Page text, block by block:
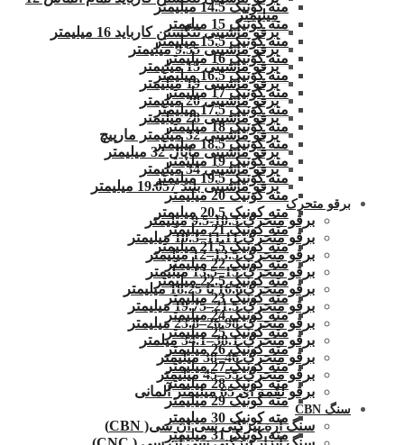
میلیمتر
برقو ماشینی تنگستن کارباید 16 میلیمتر
برقو ماشینی 9.55 میلیمتر
برقو ماشینی 15 میلیمتر
برقو ماشینی 19 میلیمتر
برقو ماشینی 20 میلیمتر
برقو ماشینی 28 میلیمتر
برقو ماشینی 32 میلیمتر مارپیچ
برقو ماشینی ماپال 32 میلیمتر
برقو ماشینی 34 میلیمتر
برقو ماشینی بلند 19.057 میلیمتر
برقو متحرک
برقو متحرک 10.3-9.5 میلیمتر
برقو متحرک 11.11–10.3 میلیمتر
برقو متحرک 13.5–12 میلیمتر
برقو متحرک 15–13.5 میلیمتر
برقو متحرک16.6 تا 18.25 میلیمتر
برقو متحرک 21.5–19.75 میلیمتر
برقو متحرک 26.98–23.8 میلیمتر
برقو متحرک 38.1–34.1 میلمتر
برقو متحرک 46–38 میلیمتر
برقو متحرک 55–45 میلیمتر
برقو لقمه ای 65 میلیمتر آلمانی
سنگ CBN
سنگ اره تیزکنی سی ان سی( CBN)
مته کونیک 14.5 میلیمتر
مته کونیک 15 میلیمتر
مته کونیک 15.5 میلیمتر
مته کونیک 16 میلیمتر
مته کونیک 16.5 میلیمتر
مته کونیک 17 میلیمتر
مته کونیک 17.5 میلیمتر
مته کونیک 18 میلیمتر
مته کونیک 18.5 میلیمتر
مته کونیک 19 میلیمتر
مته کونیک 19.5 میلیمتر
مته کونیک 20 میلیمتر
مته کونیک 20.5 میلیمتر
مته کونیک 21 میلیمتر
مته کونیک 21.5 میلیمتر
مته کونیک 22 میلیمتر
مته کونیک 22.5 میلیمتر
مته کونیک 23 میلیمتر
مته کونیک 24 میلیمتر
مته کونیک 25 میلیمتر
مته کونیک 26 میلیمتر
مته کونیک 27 میلیمتر
مته کونیک 28 میلیمتر
مته کونیک 29 میلیمتر
مته کونیک 30 میلیمتر
مته کونیک 31 میلیمتر